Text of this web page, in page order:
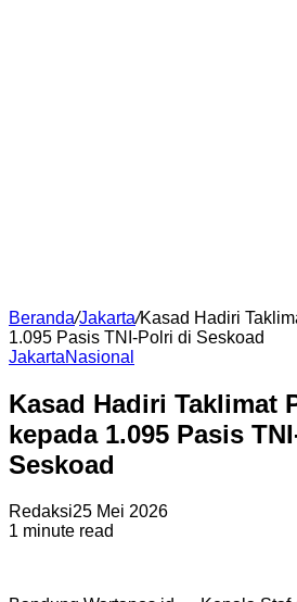
Beranda/Jakarta/Kasad Hadiri
1.095 Pasis TNI-Polri di Seskoad
JakartaNasional
Kasad Hadiri Taklimat
kepada 1.095 Pasis
Seskoad
Redaksi25 Mei 2026
1 minute read